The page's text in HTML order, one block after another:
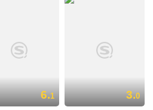
6.1 3.0